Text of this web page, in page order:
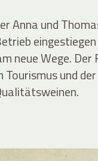
Anna und
neue Wege. Der
und